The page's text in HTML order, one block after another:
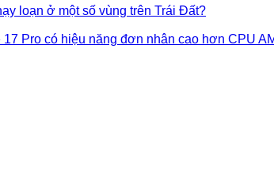
loạn ở một số vùng trên Trái Đất?
Pro có hiệu năng đơn nhân cao hơn CPU